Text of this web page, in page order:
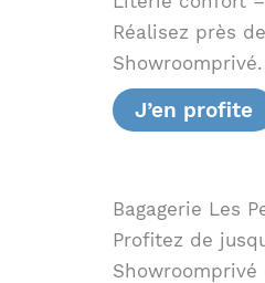
Réalisez près
J’en profite
Bagagerie Les
Profitez de